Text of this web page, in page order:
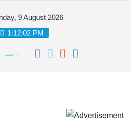
9 August 2026
1:12:02 PM